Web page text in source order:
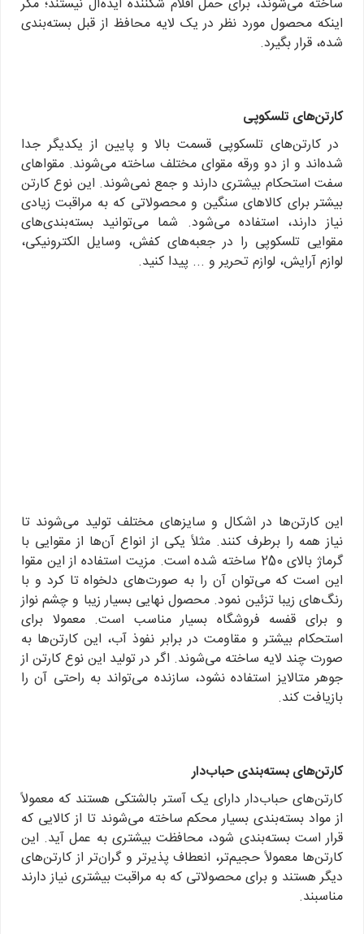
ساخته می‌شوند، برای حمل اقلام شکننده ایده‌آل نیستند؛ مگر
اینکه محصول مورد نظر در یک لایه محافظ از قبل بسته‌بندی
شده، قرار بگیرد.
کارتن‌های تلسکوپی
در کارتن‌های تلسکوپی قسمت بالا و پایین از یکدیگر جدا
شده‌اند و از دو ورقه مقوای مختلف ساخته می‌شوند. مقواهای
سفت استحکام بیشتری دارند و جمع نمی‌شوند. این نوع کارتن
بیشتر برای کالاهای سنگین و محصولاتی که به مراقبت زیادی
نیاز دارند، استفاده می‌شود. شما می‌توانید بسته‌بندی‌های
مقوایی تلسکوپی را در جعبه‌های کفش، وسایل الکترونیکی،
لوازم آرایش، لوازم تحریر و ... پیدا کنید.
این کارتن‌ها در اشکال و سایزهای مختلف تولید می‌شوند تا
نیاز همه را برطرف کنند. مثلاً یکی از انواع آن‌ها از مقوایی با
گرماژ بالای 250 ساخته شده است. مزیت استفاده از این مقوا
این است که می‌توان آن را به صورت‌های دلخواه تا کرد و با
رنگ‌های زیبا تزئین نمود. محصول نهایی بسیار زیبا و چشم نواز
و برای قفسه فروشگاه بسیار مناسب است. معمولا برای
استحکام بیشتر و مقاومت در برابر نفوذ آب، این کارتن‌ها به
صورت چند لایه ساخته می‌شوند. اگر در تولید این نوع کارتن از
جوهر متالایز استفاده نشود، سازنده می‌تواند به راحتی آن را
بازیافت کند.
کارتن‌های بسته‌بندی حباب‌دار
کارتن‌های حباب‌دار دارای یک آستر بالشتکی هستند که معمولاً
از مواد بسته‌بندی بسیار محکم ساخته می‌شوند تا از کالایی که
قرار است بسته‌بندی شود، محافظت بیشتری به عمل آید. این
کارتن‌ها معمولاً حجیم‌تر، انعطاف پذیرتر و گران‌تر از کارتن‌های
دیگر هستند و برای محصولاتی که به مراقبت بیشتری نیاز دارند
مناسبند.